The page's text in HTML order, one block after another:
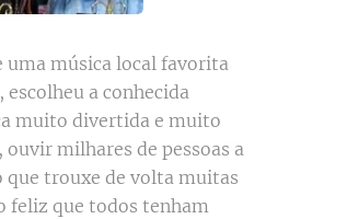
uma música local favorita
a conhecida
muito divertida e muito
milhares de pessoas a
trouxe de volta muitas
feliz que todos tenham